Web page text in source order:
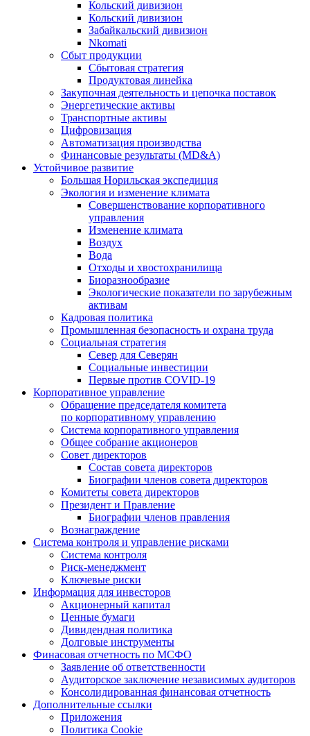
Кольский дивизион
Кольский дивизион
Забайкальский дивизион
Nkomati
Сбыт продукции
Сбытовая стратегия
Продуктовая линейка
Закупочная деятельность и цепочка поставок
Энергетические активы
Транспортные активы
Цифровизация
Автоматизация производства
Финансовые результаты (MD&A)
Устойчивое развитие
Большая Норильская экспедиция
Экология и изменение климата
Совершенствование корпоративного
управления
Изменение климата
Воздух
Вода
Отходы и хвостохранилища
Биоразнообразие
Экологические показатели по зарубежным
активам
Кадровая политика
Промышленная безопасность и охрана труда
Социальная стратегия
Север для Северян
Социальные инвестиции
Первые против COVID‑19
Корпоративное управление
Обращение председателя комитета
по корпоративному управлению
Система корпоративного управления
Общее собрание акционеров
Совет директоров
Состав совета директоров
Биографии членов совета директоров
Комитеты совета директоров
Президент и Правление
Биографии членов правления
Вознаграждение
Система контроля и управление рисками
Система контроля
Риск-менеджмент
Ключевые риски
Информация для инвесторов
Акционерный капитал
Ценные бумаги
Дивидендная политика
Долговые инструменты
Финасовая отчетность по МСФО
Заявление об ответственности
Аудиторское заключение независимых аудиторов
Консолидированная финансовая отчетность
Дополнительные ссылки
Приложения
Политика Cookie